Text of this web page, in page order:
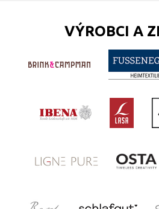
VÝROBCI A